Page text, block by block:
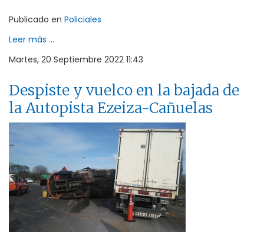
Publicado en Policiales
Leer más ...
Martes, 20 Septiembre 2022 11:43
Despiste y vuelco en la bajada de
la Autopista Ezeiza-Cañuelas